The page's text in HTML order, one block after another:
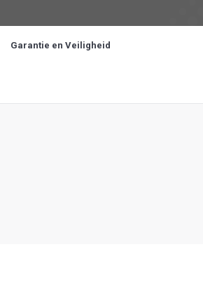
Garantie en Veiligheid